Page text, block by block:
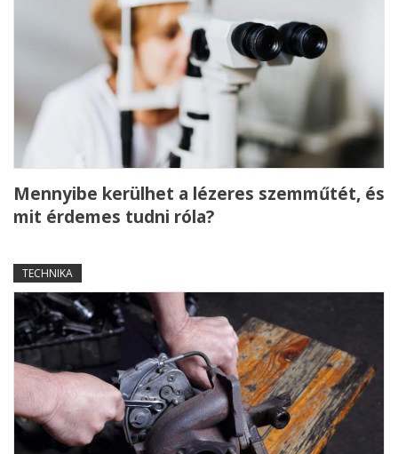
Mennyibe kerülhet a lézeres szemműtét, és
mit érdemes tudni róla?
TECHNIKA